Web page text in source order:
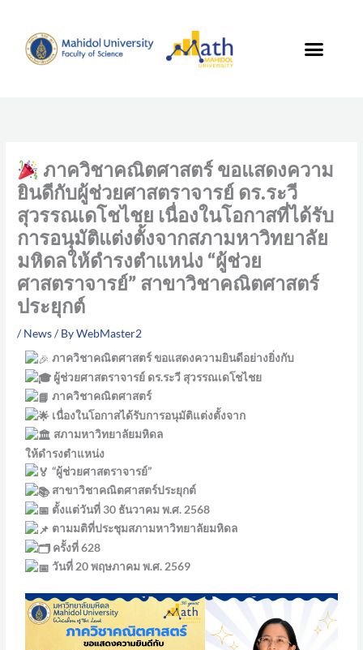
content
ภาควิชาคณิตศาสตร์ ขอแสดงความ
ยินดีกับผู้ช่วยศาสตราจารย์ ดร.ระวี
สุวรรณเดโชไชย เนื่องในโอกาสที่ได้รับ
การอนุมัติแต่งตั้งจากสภามหาวิทยาลัย
มหิดลให้ดำรงตำแหน่ง “ผู้ช่วย
ศาสตราจารย์” สาขาวิชาคณิตศาสตร์
ประยุกต์
/News/ ByWebMaster2
ภาควิชาคณิตศาสตร์ ขอแสดงความยินดีอย่างยิ่งกับ
ผู้ช่วยศาสตราจารย์ ดร.ระวี สุวรรณเดโชไชย
ภาควิชาคณิตศาสตร์
เนื่องในโอกาสได้รับการอนุมัติแต่งตั้งจาก
สภามหาวิทยาลัยมหิดล
ให้ดำรงตำแหน่ง
“ผู้ช่วยศาสตราจารย์”
สาขาวิชาคณิตศาสตร์ประยุกต์
ตั้งแต่วันที่ 30 ธันวาคม พ.ศ. 2568
ตามมติที่ประชุมสภามหาวิทยาลัยมหิดล
ครั้งที่ 628
วันที่ 20 พฤษภาคม พ.ศ. 2569